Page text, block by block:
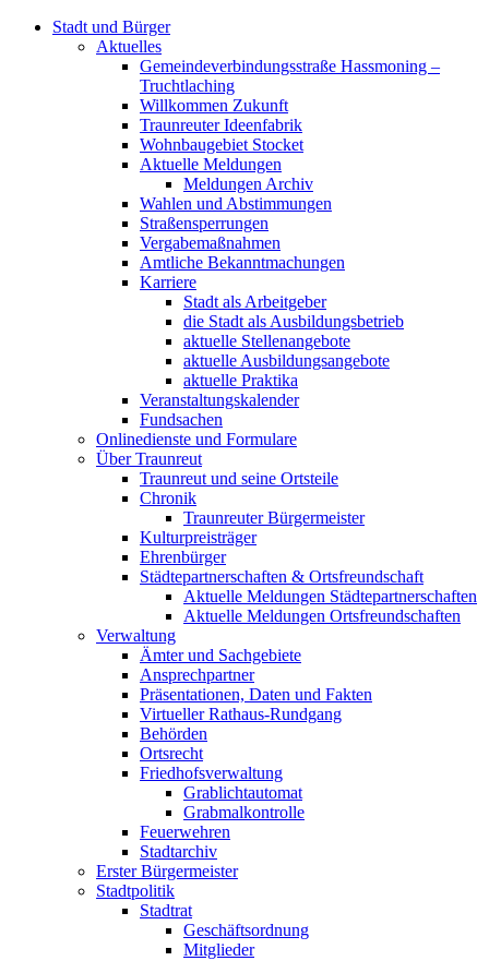
Stadt und Bürger
Aktuelles
Gemeindeverbindungsstraße Hassmoning –
Truchtlaching
Willkommen Zukunft
Traunreuter Ideenfabrik
Wohnbaugebiet Stocket
Aktuelle Meldungen
Meldungen Archiv
Wahlen und Abstimmungen
Straßensperrungen
Vergabemaßnahmen
Amtliche Bekanntmachungen
Karriere
Stadt als Arbeitgeber
die Stadt als Ausbildungsbetrieb
aktuelle Stellenangebote
aktuelle Ausbildungsangebote
aktuelle Praktika
Veranstaltungskalender
Fundsachen
Onlinedienste und Formulare
Über Traunreut
Traunreut und seine Ortsteile
Chronik
Traunreuter Bürgermeister
Kulturpreisträger
Ehrenbürger
Städtepartnerschaften & Ortsfreundschaft
Aktuelle Meldungen Städtepartnerschaften
Aktuelle Meldungen Ortsfreundschaften
Verwaltung
Ämter und Sachgebiete
Ansprechpartner
Präsentationen, Daten und Fakten
Virtueller Rathaus-Rundgang
Behörden
Ortsrecht
Friedhofsverwaltung
Grablichtautomat
Grabmalkontrolle
Feuerwehren
Stadtarchiv
Erster Bürgermeister
Stadtpolitik
Stadtrat
Geschäftsordnung
Mitglieder